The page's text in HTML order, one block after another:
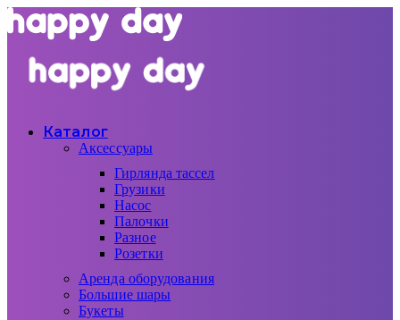
Каталог
Аксессуары
Гирлянда тассел
Грузики
Насос
Палочки
Разное
Розетки
Аренда оборудования
Большие шары
Букеты